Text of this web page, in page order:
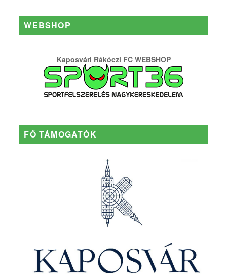
WEBSHOP
Kaposvári Rákóczi FC WEBSHOP
FŐ TÁMOGATÓK